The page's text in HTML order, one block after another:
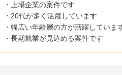
・上場企業の案件です
・20代が多く活躍しています
・幅広い年齢層の方が活躍していま
・長期就業が見込める案件です